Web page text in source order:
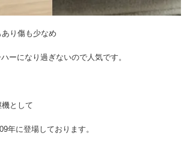
り傷も少なめ
ーになり過ぎないので人気です。
として
年に登場しております。